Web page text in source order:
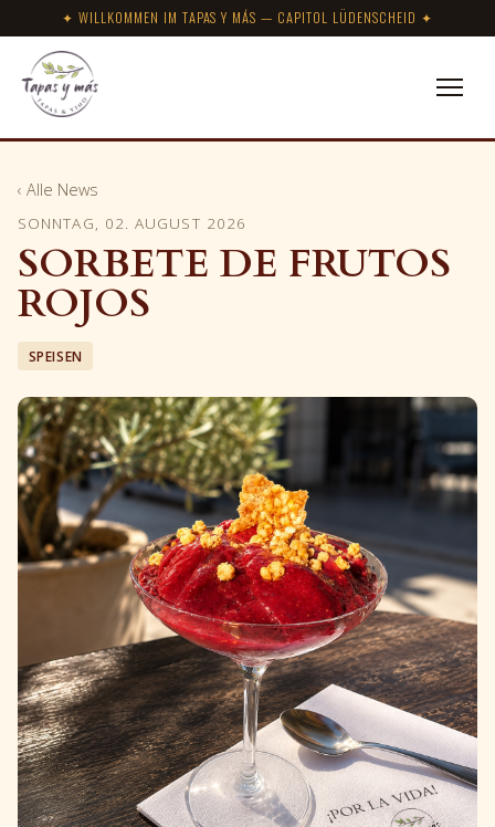
✦ WILLKOMMEN IM TAPAS Y MÁS — CAPITOL LÜDENSCHEID ✦
‹ Alle News
SONNTAG, 02. AUGUST 2026
SORBETE DE FRUTOS
ROJOS
SPEISEN